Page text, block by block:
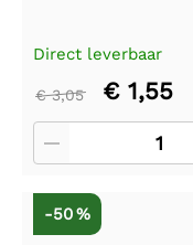
Direct leverbaar
€ 3,05 € 1,55
-50 %